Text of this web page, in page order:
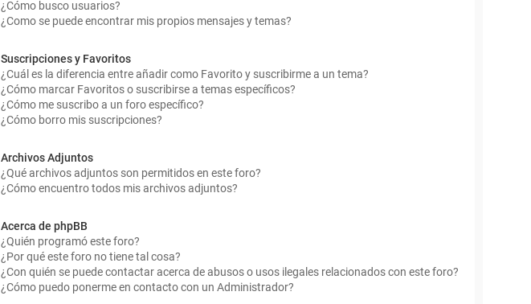
¿Cómo busco usuarios?
¿Como se puede encontrar mis propios mensajes y temas?
Suscripciones y Favoritos
¿Cuál es la diferencia entre añadir como Favorito y suscribirme a un tema?
¿Cómo marcar Favoritos o suscribirse a temas específicos?
¿Cómo me suscribo a un foro específico?
¿Cómo borro mis suscripciones?
Archivos Adjuntos
¿Qué archivos adjuntos son permitidos en este foro?
¿Cómo encuentro todos mis archivos adjuntos?
Acerca de phpBB
¿Quién programó este foro?
¿Por qué este foro no tiene tal cosa?
¿Con quién se puede contactar acerca de abusos o usos ilegales relacionados con este foro?
¿Cómo puedo ponerme en contacto con un Administrador?